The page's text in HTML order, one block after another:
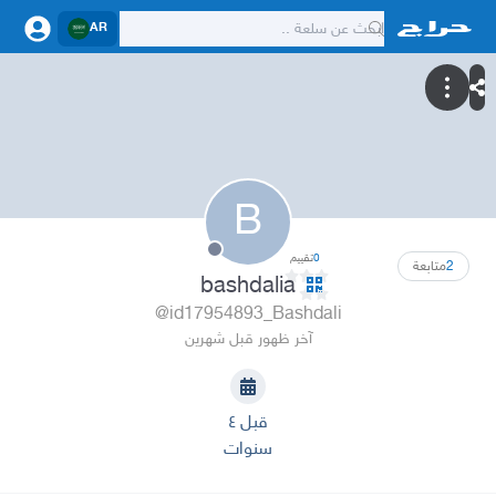
AR
B
2متابعة 0تقييم
bashdalia
@id17954893_Bashdali
آخر ظهور قبل شهرين
قبل ٤
سنوات